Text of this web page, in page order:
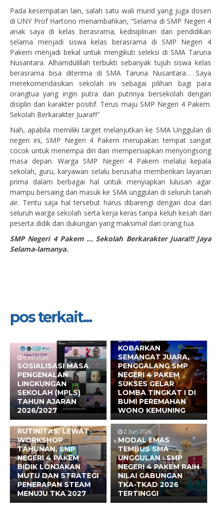
Pada kesempatan lain, salah satu wali murid yang juga dosen
di UNY Prof Hartono menambahkan, “Selama di SMP Negeri 4
anak saya di kelas berasrama; kedisiplinan dan pendidikan
selama menjadi siswa kelas berasrama di SMP Negeri 4
Pakem menjadi bekal untuk mengikuti seleksi di SMA Taruna
Nusantara. Alhamdulillah terbukti sebanyak tujuh siswa kelas
berasrama bisa diterima di SMA Taruna Nusantara… Saya
merekomendasikan sekolah ini sebagai pilihan bagi para
orangtua yang ingin putra dan putrinya bersekolah dengan
disiplin dan karakter positif. Terus maju SMP Negeri 4 Pakem.
Sekolah Berkarakter Juara!!!”
Nah, apabila memiliki target melanjutkan ke SMA Unggulan di
negeri ini, SMP Negeri 4 Pakem merupakan tempat sangat
cocok untuk menempa diri dan mempersiapkan menyongsong
masa depan. Warga SMP Negeri 4 Pakem melalui kepala
sekolah, guru, karyawan selalu berusaha memberikan layanan
prima dalam berbagai hal untuk menyiapkan lulusan agar
mampu bersaing dan masuk ke SMA unggulan di seluruh tanah
air. Tentu saja hal tersebut harus dibarengi dengan doa dari
seluruh warga sekolah serta kerja keras tanpa keluh kesah dari
peserta didik dan dukungan yang maksimal dari orang tua.
SMP Negeri 4 Pakem … Sekolah Berkarakter Juara!!! Jaya
Selama-lamanya.
pos terkait...
8 Jul 2026
SOSIALISASI MASA
PENGENALAN
LINGKUNGAN
SEKOLAH (MPLS)
TAHUN AJARAN
2026/2027
19 Jun 2026
KOBARKAN
SEMANGAT JUARA,
PENGGALANG SMP
NEGERI 4 PAKEM
SUKSES GELAR
LOMBA TINGKAT I DI
BUMI PEREMAHAN
WONO KEMUNING
17 Jun 2026
BUKAN SEKADAR
RUTINITAS: LEWAT
WORKSHOP
TAHUNAN, SMP
NEGERI 4 PAKEM
BIDIK LONJAKAN
MUTU DAN STRATEGI
PENERAPAN STEAM
MENUJU TKA 2027
2 Jun 2026
MODAL EMAS
TEMBUS SMA
UNGGULAN : SMP
NEGERI 4 PAKEM RAIH
NILAI GABUNGAN
TKA-TKAD 2026
TERTINGGI